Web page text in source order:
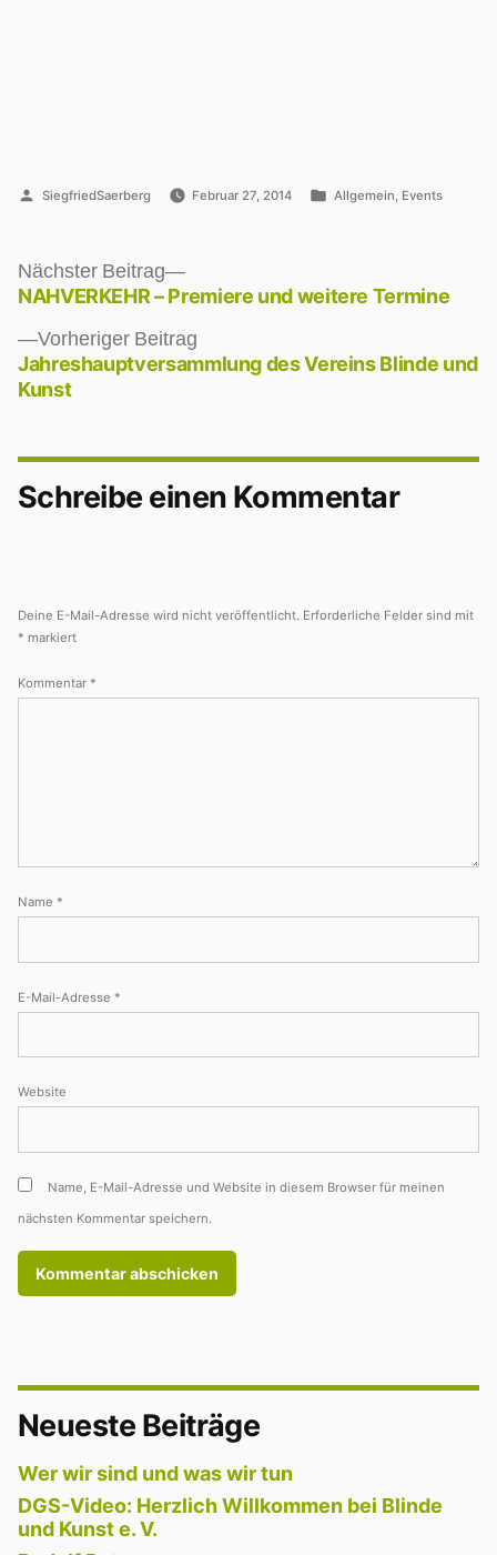
Veröffentlicht
SiegfriedSaerberg Februar 27, 2014
Veröffentlicht
Allgemein Events
Beitragsnavigation
Vorheriger Beitrag
Beitrag:
Jahreshauptversammlung des Vereins Blinde und
Kunst
Nächster Beitrag
Nächster
Beitrag:
NAHVERKEHR – Premiere und weitere Termine
Schreibe einen Kommentar
Deine E-Mail-Adresse wird nicht veröffentlicht. Erforderliche Felder sind mit
* markiert
Kommentar *
Name *
E-Mail-Adresse *
Website
Name, E-Mail-Adresse und Website in diesem Browser für meinen
nächsten Kommentar speichern.
Neueste Beiträge
Wer wir sind und was wir tun
DGS-Video: Herzlich Willkommen bei Blinde
und Kunst e. V.